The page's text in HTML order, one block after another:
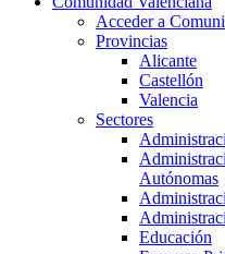
Acceder a
Provincias
Alicante
Castellón
Valencia
Sectores
Autónomas
Educación